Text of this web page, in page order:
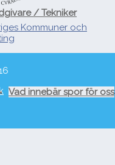
/ Tekniker
Vad innebär spor för oss